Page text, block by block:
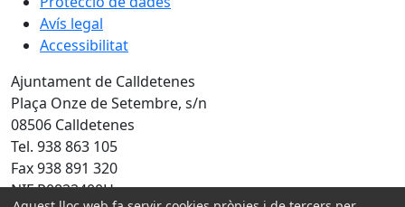
Avís legal
Accessibilitat
Ajuntament de Calldetenes
Plaça Onze de Setembre, s/n
08506 Calldetenes
Tel. 938 863 105
Fax 938 891 320
NIF P0822400H